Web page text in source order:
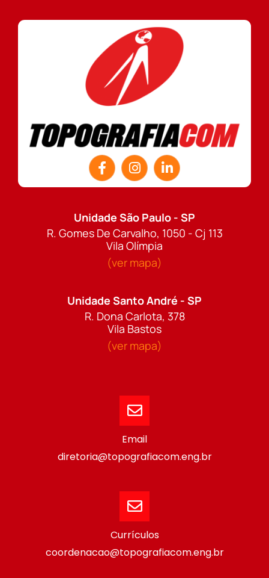
Unidade São Paulo - SP
R. Gomes De Carvalho, 1050 - Cj 113
Vila Olímpia
(ver mapa)
Unidade Santo André - SP
R. Dona Carlota, 378
Vila Bastos
(ver mapa)
Email
diretoria@topografiacom.eng.br
Currículos
coordenacao@topografiacom.eng.br